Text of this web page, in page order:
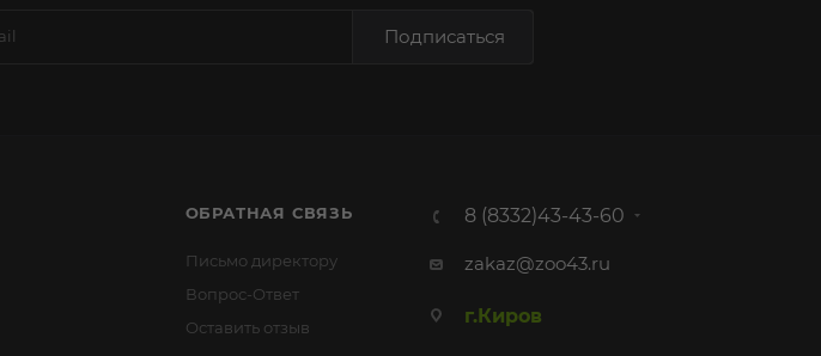
Подписаться
ОБРАТНАЯ СВЯЗЬ
Письмо директору
Вопрос-Ответ
Оставить отзыв
8 (8332)43-43-60
zakaz@zoo43.ru
г.Киров